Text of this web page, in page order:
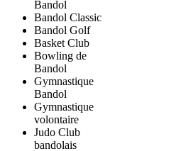
Bandol
Bandol Classic
Bandol Golf
Basket Club
Bowling de
Bandol
Gymnastique
Bandol
Gymnastique
volontaire
Judo Club
bandolais